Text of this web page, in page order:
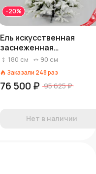
-20%
Ель искусственная
заснеженная
Ленинградская
180 см 90 см
Заказали 248раз
76 500 ₽ 95 625 ₽
Нет в наличии